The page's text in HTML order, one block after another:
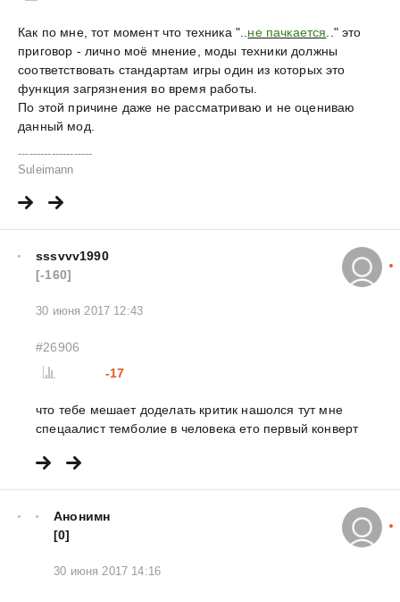
Как по мне, тот момент что техника ".. не пачкается .." это
приговор - лично моё мнение, моды техники должны
соответствовать стандартам игры один из которых это
функция загрязнения во время работы.
По этой причине даже не рассматриваю и не оцениваю
данный мод.
--------------------
Suleimann
sssvvv1990
[-160]
30 июня 2017 12:43
#26906
-17
что тебе мешает доделать критик нашолся тут мне
спецаалист темболие в человека ето первый конверт
Анонимн
[0]
30 июня 2017 14:16